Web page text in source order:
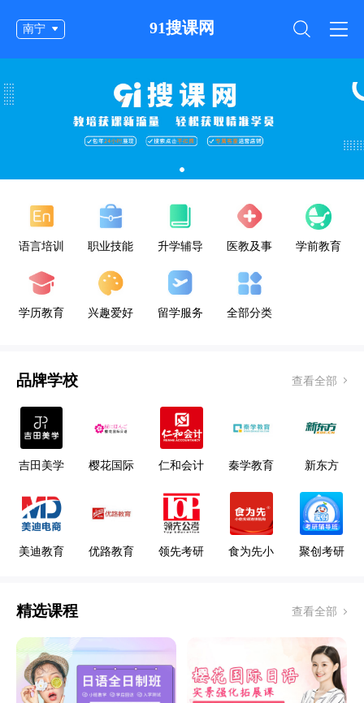
南宁 91搜课网
语言培训 职业技能 升学辅导
医教及事
考
学前教育
学历教育 兴趣爱好 留学服务 全部分类
品牌学校 查看全部
吉田美学
艺术学校
樱花国际
仁和会计
秦学教育 新东方
美迪教育 优路教育 领先考研
食为先小
聚创考研
精选课程 查看全部